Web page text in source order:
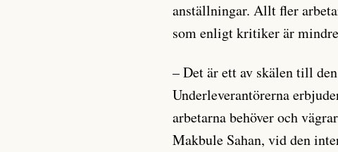
anställningar. Allt fler
som enligt kritiker är
– Det är ett av skälen till
Underleverantörerna
arbetarna behöver och
Makbule Sahan, vid den